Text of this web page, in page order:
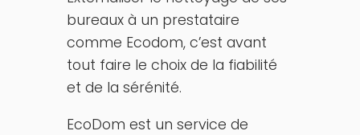
bureaux à un prestataire
comme Ecodom, c’est avant
tout faire le choix de la fiabilité
et de la sérénité.
EcoDom est un service de